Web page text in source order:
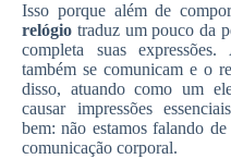
Isso porque além de
relógio traduz um pouco da
completa suas
também se comunicam e o
disso, atuando como um
causar impressões
bem: não estamos falando
comunicação corporal.